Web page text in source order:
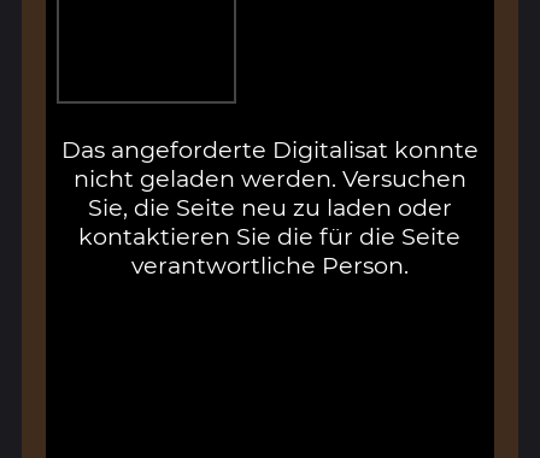
Das angeforderte Digitalisat konnte
nicht geladen werden. Versuchen
Sie, die Seite neu zu laden oder
kontaktieren Sie die für die Seite
verantwortliche Person.